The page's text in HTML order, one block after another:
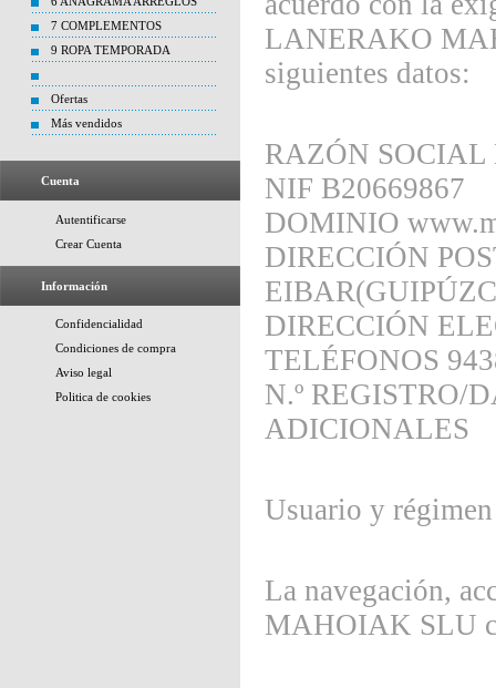
7 COMPLEMENTOS
9 ROPA TEMPORADA
Ofertas
Más vendidos
Cuenta
Autentificarse
Crear Cuenta
Información
Confidencialidad
Condiciones de compra
Aviso legal
Politica de cookies
LANERAKO
siguientes datos:
RAZÓN
NIF B20669867
DOMINIO
DIRECCIÓN
DIRECCIÓN
TELÉFONOS
N.º REGISTRO/
ADICIONALES
Usuario y
La navegación,
MAHOIAK SLU